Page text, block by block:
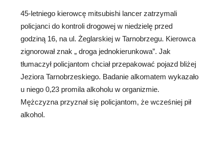
45-letniego kierowcę mitsubishi lancer zatrzymali
policjanci do kontroli drogowej w niedzielę przed
godziną 16, na ul. Żeglarskiej w Tarnobrzegu. Kierowca
zignorował znak „ droga jednokierunkowa”. Jak
tłumaczył policjantom chciał przepakować pojazd bliżej
Jeziora Tarnobrzeskiego. Badanie alkomatem wykazało
u niego 0,23 promila alkoholu w organizmie.
Mężczyzna przyznał się policjantom, że wcześniej pił
alkohol.